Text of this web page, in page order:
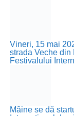
Vineri, 15 mai
strada Veche din
Festivalului
Mâine se dă